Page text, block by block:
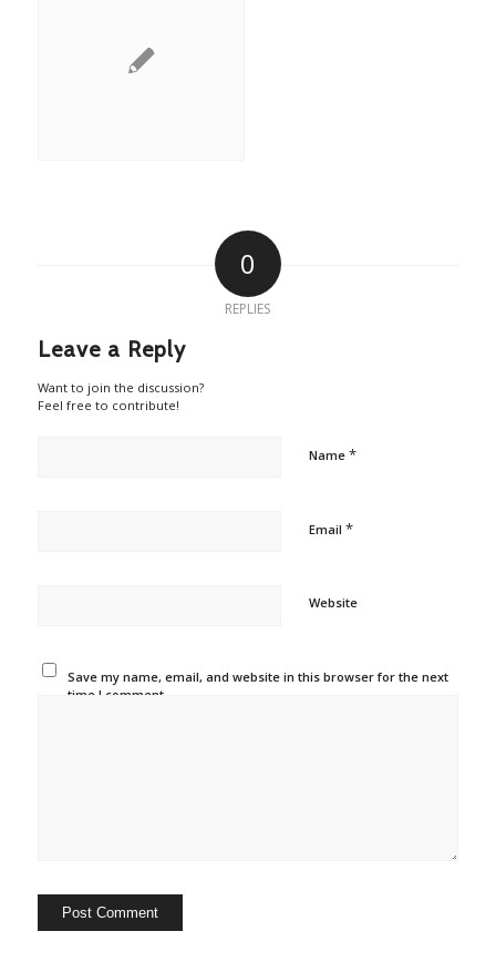
0
REPLIES
Leave a Reply
Want to join the discussion?
Feel free to contribute!
Name *
Email *
Website
Save my name, email, and website in this browser for the next
time I comment.